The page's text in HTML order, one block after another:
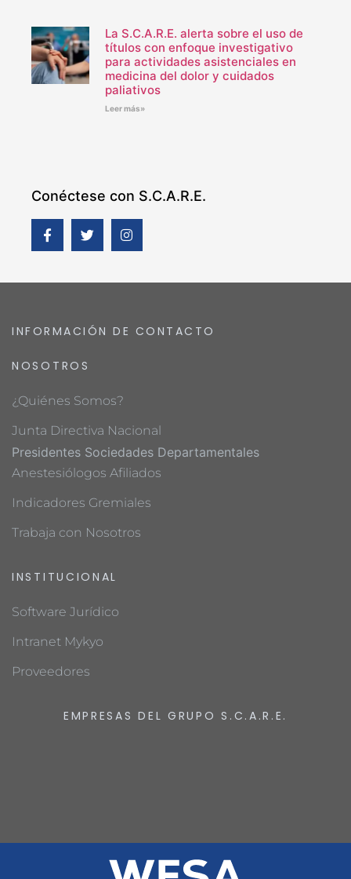
La S.C.A.R.E. alerta sobre el uso de
títulos con enfoque investigativo
para actividades asistenciales en
medicina del dolor y cuidados
paliativos
Leer más»
Conéctese con S.C.A.R.E.
INFORMACIÓN DE CONTACTO
NOSOTROS
¿Quiénes Somos?
Junta Directiva Nacional
Presidentes Sociedades Departamentales
Anestesiólogos Afiliados
Indicadores Gremiales
Trabaja con Nosotros
INSTITUCIONAL
Software Jurídico
Intranet Mykyo
Proveedores
EMPRESAS DEL GRUPO S.C.A.R.E.